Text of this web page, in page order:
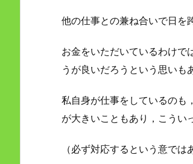
他の仕事との兼ね合いで日を
お金をいただいているわけで
うが良いだろうという思いも
私自身が仕事をしているのも
が大きいこともあり，こうい
（必ず対応するという意で